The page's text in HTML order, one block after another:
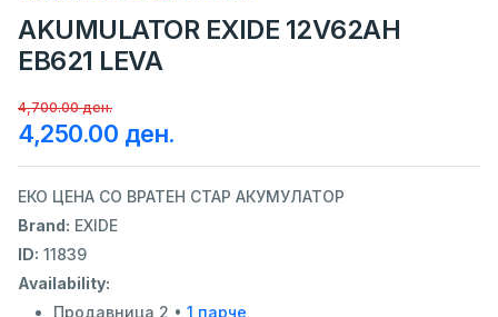
AKUMULATOR EXIDE 12V62AH
EB621 LEVA
4,700.00 ден.
4,250.00 ден.
ЕКО ЦЕНА СО ВРАТЕН СТАР АКУМУЛАТОР
Brand: EXIDE
ID: 11839
Availability:
Продавница 2 • 1 парче